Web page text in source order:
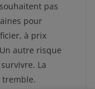
pas
pour
à prix
autre risque
La
tremble.